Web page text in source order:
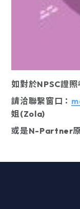
如對於NPSC證
請洽聯繫窗口：
姐(Zola)
或是N-Partner